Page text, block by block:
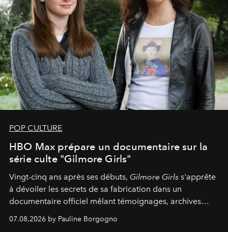
POP CULTURE
HBO Max prépare un documentaire sur la
série culte "Gilmore Girls"
Vingt-cinq ans après ses débuts, Gilmore Girls s'apprête
à dévoiler les secrets de sa fabrication dans un
documentaire officiel mêlant témoignages, archives
inédites et plongée dans les coulisses d'un phénomène
générationnel.
07.08.2026 by Pauline Borgogno